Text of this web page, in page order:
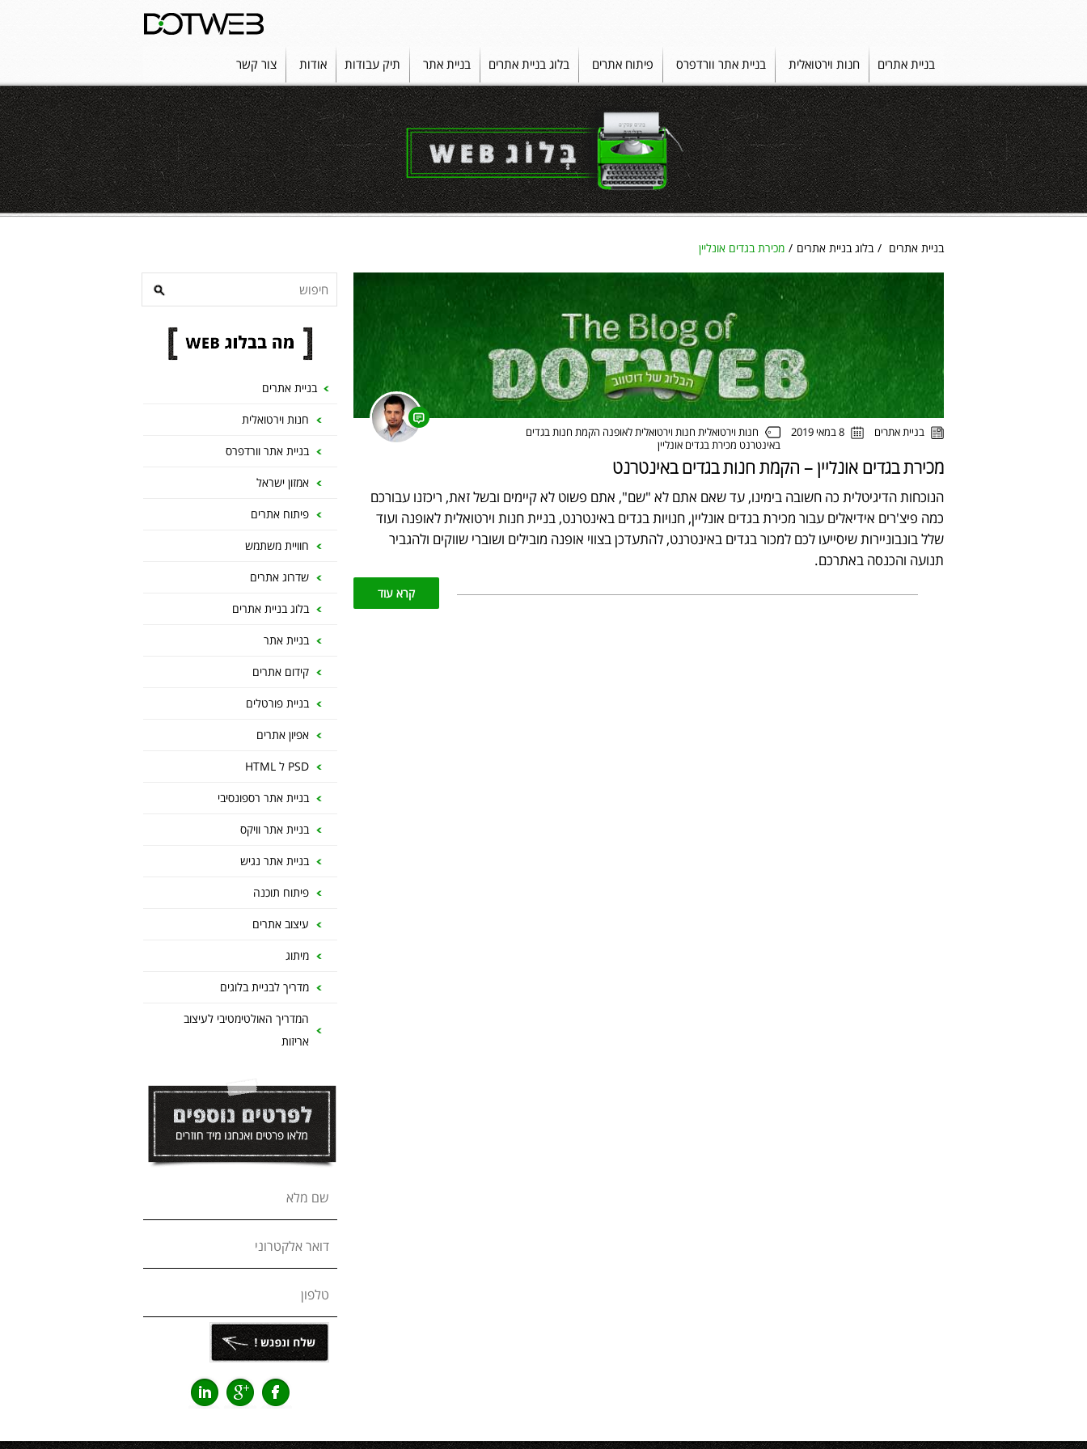
בניית אתרים חנות וירטואלית בניית אתר וורדפרס פיתוח אתרים בלוג בניית אתרים בניית אתר תיק עבודות אודות צור קשר
בניית אתרים בלוג בניית אתרים מכירת בגדים אונליין
בניית אתרים
חנות וירטואלית
בניית אתר וורדפרס
אמזון ישראל
פיתוח אתרים
חוויית משתמש
שדרוג אתרים
בלוג בניית אתרים
בניית אתר
קידום אתרים
בניית פורטלים
אפיון אתרים
PSD ל HTML
בניית אתר רספונסיבי
בניית אתר וויקס
בניית אתר נגיש
פיתוח תוכנה
עיצוב אתרים
מיתוג
מדריך לבניית בלוגים
המדריך האולטימטיבי לעיצוב
אריזות
שם מלא
דואר אלקטרוני
טלפון
בניית אתרים 8 במאי 2019 חנות וירטואלית חנות וירטואלית לאופנה הקמת חנות בגדים
באינטרנט מכירת בגדים אונליין
מכירת בגדים אונליין – הקמת חנות בגדים באינטרנט
הנוכחות הדיגיטלית כה חשובה בימינו, עד שאם אתם לא "שם", אתם פשוט לא קיימים ובשל זאת, ריכזנו עבורכם
כמה פיצ'רים אידיאלים עבור מכירת בגדים אונליין, חנויות בגדים באינטרנט, בניית חנות וירטואלית לאופנה ועוד
שלל בונבוניירות שיסייעו לכם למכור בגדים באינטרנט, להתעדכן בצווי אופנה מובילים ושוברי שווקים ולהגביר
תנועה והכנסה באתרכם.
קרא עוד